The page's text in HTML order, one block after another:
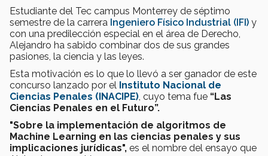
Estudiante del Tec campus Monterrey de séptimo
semestre de la carrera Ingeniero Físico Industrial (IFI) y
con una predilección especial en el área de Derecho,
Alejandro ha sabido combinar dos de sus grandes
pasiones, la ciencia y las leyes.
Esta motivación es lo que lo llevó a ser ganador de este
concurso lanzado por el Instituto Nacional de
Ciencias Penales (INACIPE) , cuyo tema fue “Las
Ciencias Penales en el Futuro”.
"Sobre la implementación de algoritmos de
Machine Learning en las ciencias penales y sus
implicaciones jurídicas", es el nombre del ensayo que